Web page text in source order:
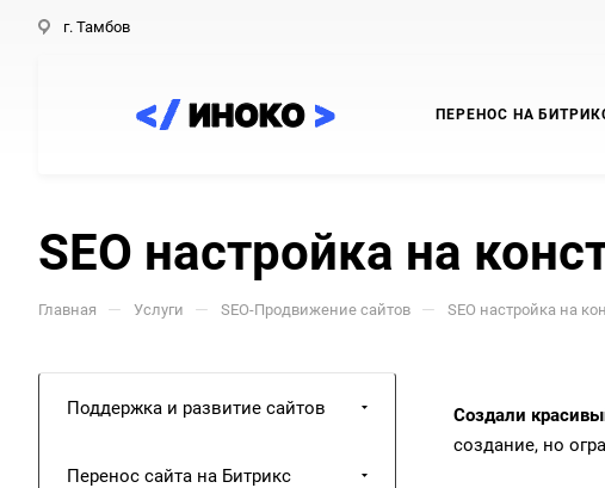
г. Тамбов
ПЕРЕНОС НА
SEO настройка на
Главная — Услуги — SEO-Продвижение сайтов — SEO настройка на
Создали
создание, но
Поддержка и развитие сайтов
Перенос сайта на Битрикс